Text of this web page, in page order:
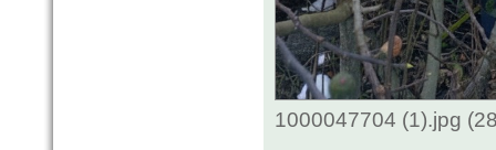
1000047704 (1).jpg